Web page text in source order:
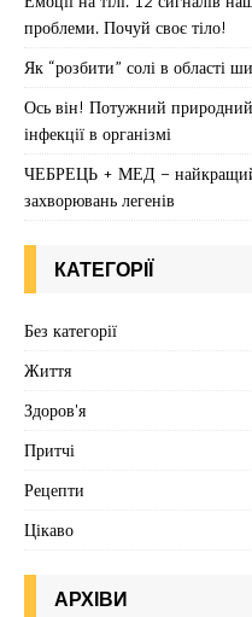
проблеми. Почуй своє тіло!
Як “розбити” солі в області
Ось він! Потужний природний
інфекції в організмі
ЧЕБРЕЦЬ + МЕД – найкращий
захворювань легенів
КАТЕГОРІЇ
Без категорії
Життя
Здоров'я
Притчі
Рецепти
Цікаво
АРХІВИ